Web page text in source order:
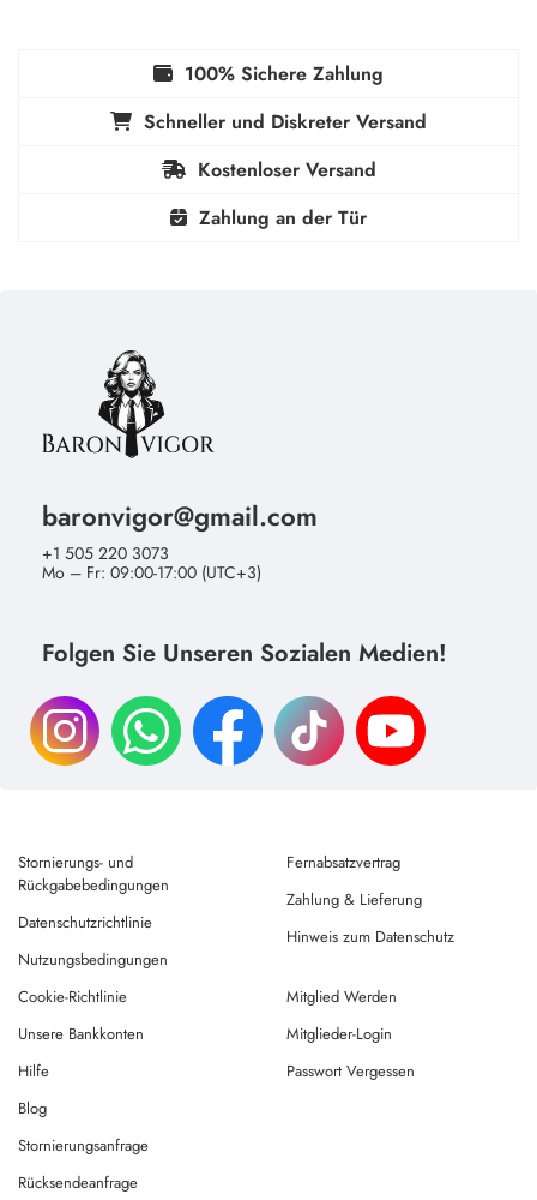
Was ist Nitro Max Gold Ginseng Bonbons?
Bonbons?
100% Sichere Zahlung
Schneller und Diskreter Versand
Kostenloser Versand
baronvigor@gmail.com
+1 505 220 3073
Mo – Fr: 09:00-17:00 (UTC+3)